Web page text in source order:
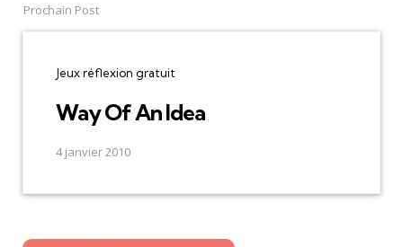
Prochain Post
Jeux réflexion gratuit
Way Of An Idea
4 janvier 2010